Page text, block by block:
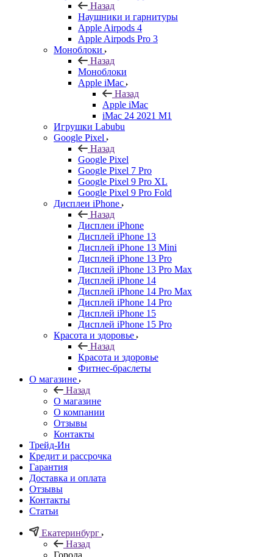
Назад
Наушники и гарнитуры
Apple Airpods 4
Apple Airpods Pro 3
Моноблоки
Назад
Моноблоки
Apple iMac
Назад
Apple iMac
iMac 24 2021 M1
Игрушки Labubu
Google Pixel
Назад
Google Pixel
Google Pixel 7 Pro
Google Pixel 9 Pro XL
Google Pixel 9 Pro Fold
Дисплеи iPhone
Назад
Дисплеи iPhone
Дисплей iPhone 13
Дисплей iPhone 13 Mini
Дисплей iPhone 13 Pro
Дисплей iPhone 13 Pro Max
Дисплей iPhone 14
Дисплей iPhone 14 Pro Max
Дисплей iPhone 14 Pro
Дисплей iPhone 15
Дисплей iPhone 15 Pro
Красота и здоровье
Назад
Красота и здоровье
Фитнес-браслеты
О магазине
Назад
О магазине
О компании
Отзывы
Контакты
Трейд-Ин
Кредит и рассрочка
Гарантия
Доставка и оплата
Отзывы
Контакты
Статьи
Екатеринбург
Назад
Города